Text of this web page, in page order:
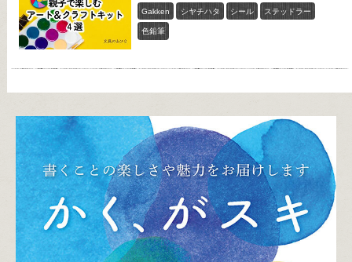
Gakken シヤチハタ シール ステッドラー
色鉛筆